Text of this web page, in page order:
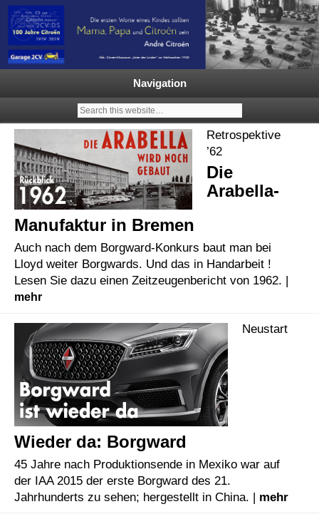
Ein neuer Citroën 2CV | ECO
2000 |1.200 Enten mehr in
Deutschland | French Classic
Events |
Garage 2CV – Automobile Klassiker
Navigation
Retrospektive
’62
Die
Arabella-
Manufaktur in Bremen
Auch nach dem Borgward-Konkurs baut man bei
Lloyd weiter Borgwards. Und das in Handarbeit !
Lesen Sie dazu einen Zeitzeugenbericht von 1962. |
mehr
Neustart
Wieder da: Borgward
45 Jahre nach Produktionsende in Mexiko war auf
der IAA 2015 der erste Borgward des 21.
Jahrhunderts zu sehen; hergestellt in China. | mehr